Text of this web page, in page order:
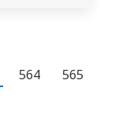
Ұлы
564
565